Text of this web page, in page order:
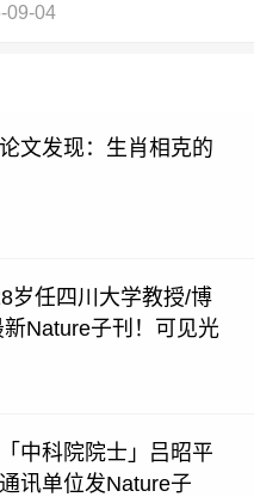
2026）
09-04
文发现：生肖相克的
岁任四川大学教授/博
Nature子刊！可见光
中科院院士」吕昭平
讯单位发Nature子